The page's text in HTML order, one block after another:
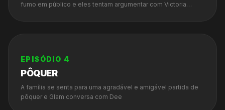
fumo em público e eles tentam argumentar com Victoria
EPISÓDIO 4
PÔQUER
A família se senta para uma agradável e amigável partida de
pôquer e Glam conversa com Dee